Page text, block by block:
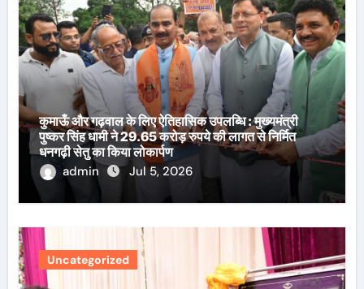
कुमाऊँ और गढ़वाल के लिए ऐतिहासिक उपलब्धि : मुख्यमंत्री
पुष्कर सिंह धामी ने 29.65 करोड़ रुपये की लागत से निर्मित
धनगढ़ी सेतु का किया लोकार्पण
admin
Jul 5, 2026
Uncategorized